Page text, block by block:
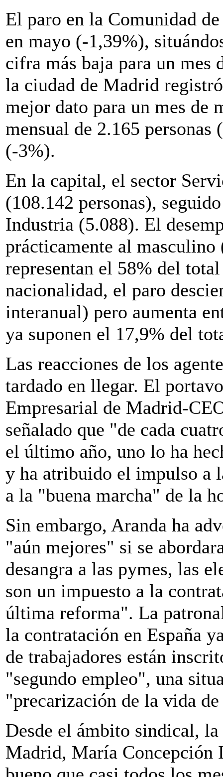
El paro en la Comunidad
en mayo (-1,39%),
cifra más baja para un mes
la ciudad de Madrid
mejor dato para un mes de
mensual de 2.165
(-3%).
En la capital, el sector
(108.142 personas),
Industria (5.088). El
prácticamente al
representan el 58% del
nacionalidad, el paro
interanual) pero aumenta
ya suponen el 17,9% del
Las reacciones de los
tardado en llegar. El
Empresarial de Madrid-
señalado que "de cada
el último año, uno lo ha
y ha atribuido el impulso a
a la "buena marcha" de la
Sin embargo, Aranda ha
"aún mejores" si se
desangra a las pymes, las
son un impuesto a la
última reforma". La
la contratación en España
de trabajadores están
"segundo empleo", una
"precarización de la vida
Desde el ámbito sindical,
Madrid, María Concepción